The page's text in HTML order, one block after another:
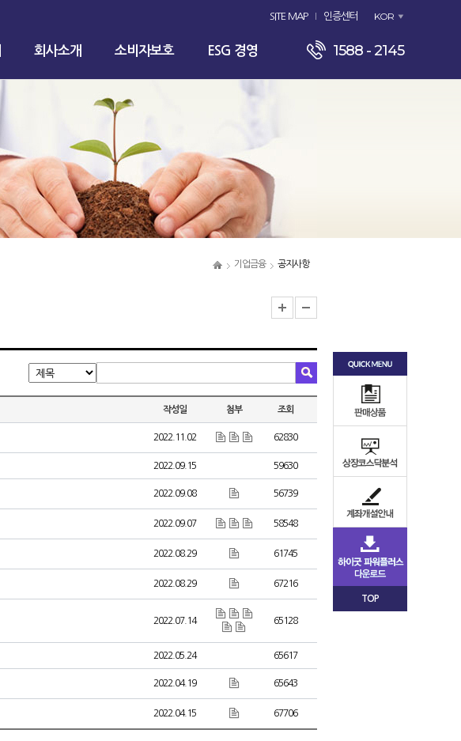
SITE MAP 인증센터 KOR
회사소개 소비자보호 ESG 경영 1588 - 2145
기업금융 공지사항
작성일 첨부 조회
2022.11.02 62830
2022.09.15 59630
2022.09.08 56739
2022.09.07 58548
2022.08.29 61745
2022.08.29 67216
2022.07.14 65128
2022.05.24 65617
2022.04.19 65643
2022.04.15 67706
TOP